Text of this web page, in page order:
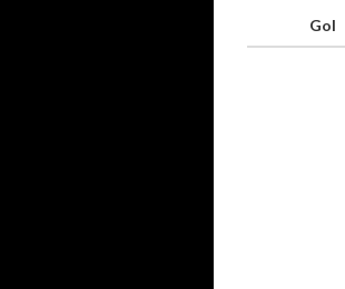
Gol